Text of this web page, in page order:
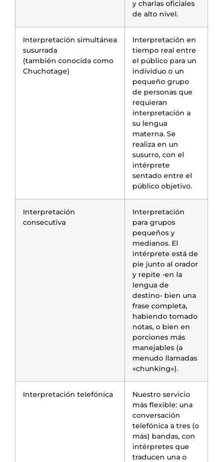
y charlas oficiales
de alto nivel.
Interpretación simultánea
susurrada
(también conocida como
Chuchotage)
Interpretación en
tiempo real entre
el público para un
individuo o un
pequeño grupo
de personas que
requieran
interpretación a
su lengua
materna. Se
realiza en un
susurro, con el
intérprete
sentado entre el
público objetivo.
Interpretación
consecutiva
Interpretación
para grupos
pequeños y
medianos. El
intérprete está de
pie junto al orador
y repite -en la
lengua de
destino- bien una
frase completa,
habiendo tomado
notas, o bien en
porciones más
manejables (a
menudo llamadas
«chunking»).
Interpretación telefónica
Nuestro servicio
más flexible: una
conversación
telefónica a tres (o
más) bandas, con
intérpretes que
traducen una o